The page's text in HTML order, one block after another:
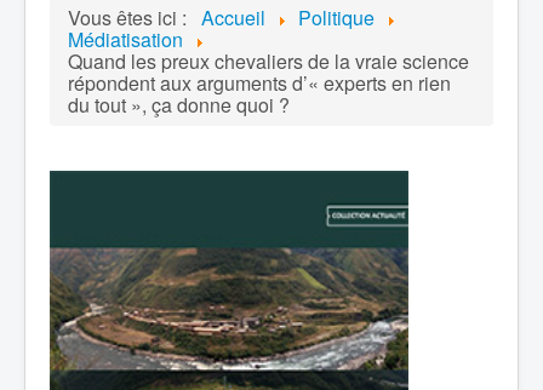
Vous êtes ici : Accueil Politique
Médiatisation
Quand les preux chevaliers de la vraie science
répondent aux arguments d’« experts en rien
du tout », ça donne quoi ?